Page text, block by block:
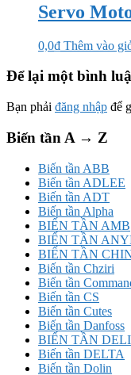
Servo
0,0₫ Thêm vào
Để lại một bình
Bạn phải đăng nhập để
Biến tần A → Z
Biến tần ABB
Biến tần ADLEE
Biến tần ADT
Biến tần Alpha
BIẾN TẦN AMB
BIẾN TẦN
BIẾN TẦN
Biến tần Chziri
Biến tần
Biến tần CS
Biến tần Cutes
Biến tần Danfoss
BIẾN TẦN
Biến tần DELTA
Biến tần Dolin